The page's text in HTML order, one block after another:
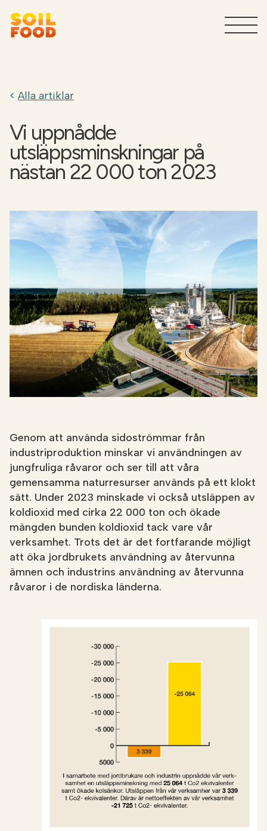
Tjänster för industrin
Varför Soilfood?
Kontakt
SV
Alla artiklar
Vi uppnådde
utsläppsminskningar på
nästan 22 000 ton 2023
Genom att använda sidoströmmar från
industriproduktion minskar vi användningen av
jungfruliga råvaror och ser till att våra
gemensamma naturresurser används på ett klokt
sätt. Under 2023 minskade vi också utsläppen av
koldioxid med cirka 22 000 ton och ökade
mängden bunden koldioxid tack vare vår
verksamhet. Trots det är det fortfarande möjligt
att öka jordbrukets användning av återvunna
ämnen och industrins användning av återvunna
råvaror i de nordiska länderna.